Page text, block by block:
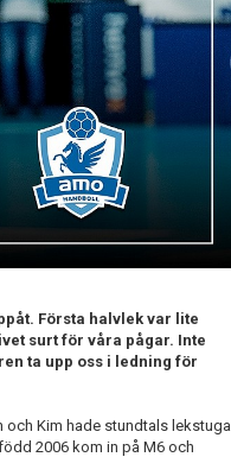
Första halvlek var lite
surt för våra pågar. Inte
ta upp oss i ledning för
och Kim hade stundtals lekstuga
2006 kom in på M6 och